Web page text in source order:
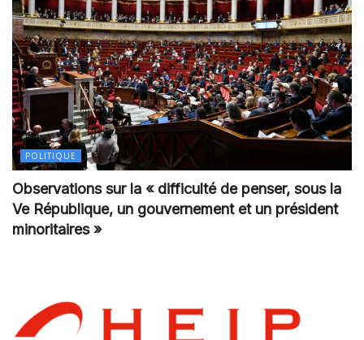
POLITIQUE
Observations sur la « difficulté de penser, sous la
Ve République, un gouvernement et un président
minoritaires »